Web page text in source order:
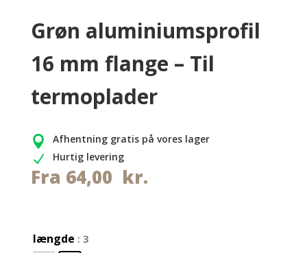
Grøn aluminiumsprofil
16 mm flange – Til
termoplader
 Afhentning gratis på vores lager
N Hurtig levering
Fra 64,00 kr.
længde : 3